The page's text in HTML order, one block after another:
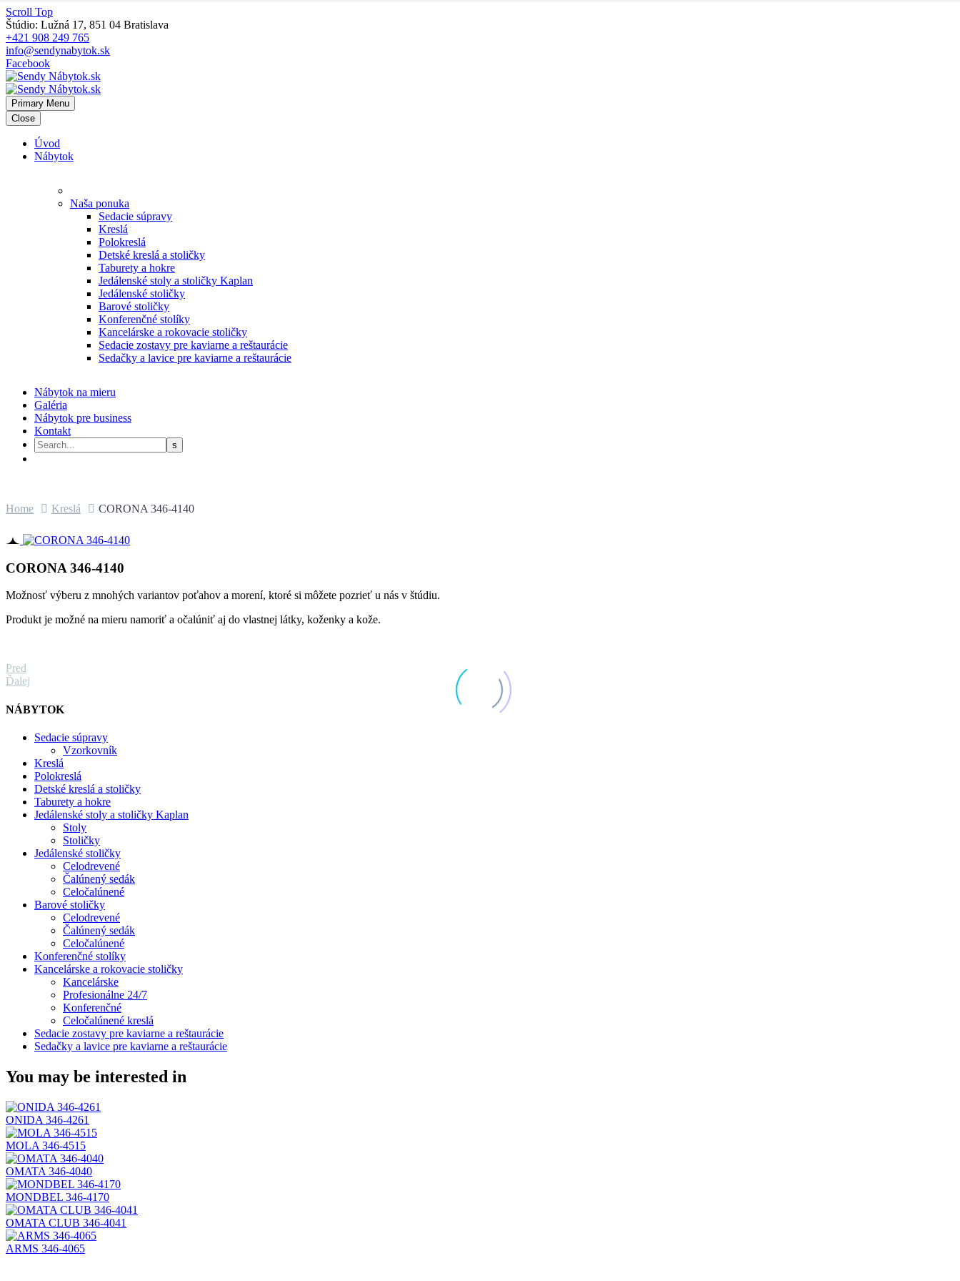
Scroll Top
Štúdio: Lužná 17, 851 04 Bratislava
+421 908 249 765
info@sendynabytok.sk
Facebook
Primary Menu
Close
Úvod
Nábytok
Naša ponuka
Sedacie súpravy
Kreslá
Polokreslá
Detské kreslá a stoličky
Taburety a hokre
Jedálenské stoly a stoličky Kaplan
Jedálenské stoličky
Barové stoličky
Konferenčné stolíky
Kancelárske a rokovacie stoličky
Sedacie zostavy pre kaviarne a reštaurácie
Sedačky a lavice pre kaviarne a reštaurácie
Nábytok na mieru
Galéria
Nábytok pre business
Kontakt
Home Kreslá CORONA 346-4140
CORONA 346-4140
Možnosť výberu z mnohých variantov poťahov a morení, ktoré si môžete pozrieť u nás v štúdiu.
Produkt je možné na mieru namoriť a očalúniť aj do vlastnej látky, koženky a kože.
Pred
Ďalej
NÁBYTOK
Sedacie súpravy
Vzorkovník
Kreslá
Polokreslá
Detské kreslá a stoličky
Taburety a hokre
Jedálenské stoly a stoličky Kaplan
Stoly
Stoličky
Jedálenské stoličky
Celodrevené
Čalúnený sedák
Celočalúnené
Barové stoličky
Celodrevené
Čalúnený sedák
Celočalúnené
Konferenčné stolíky
Kancelárske a rokovacie stoličky
Kancelárske
Profesionálne 24/7
Konferenčné
Celočalúnené kreslá
Sedacie zostavy pre kaviarne a reštaurácie
Sedačky a lavice pre kaviarne a reštaurácie
You may be interested in
ONIDA 346-4261
MOLA 346-4515
OMATA 346-4040
MONDBEL 346-4170
OMATA CLUB 346-4041
ARMS 346-4065